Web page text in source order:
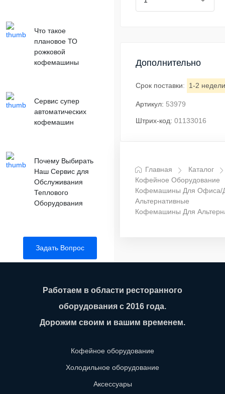
Что такое
плановое ТО
рожковой
кофемашины
Сервис супер
автоматических
кофемашин
Почему Выбирать
Наш Сервис для
Обслуживания
Теплового
Оборудования
Задать Вопрос
Дополнительно
Срок поставки: 1-2 недели
Артикул: 53979
Штрих-код: 01133016
Главная
Каталог
Кофейное Оборудование
Кофемашины Для Офиса/
Альтернативные
Кофемашины Для
Работаем в области ресторанного
оборудования с 2016 года.
Дорожим своим и вашим временем.
Кофейное оборудование
Холодильное оборудование
Аксессуары